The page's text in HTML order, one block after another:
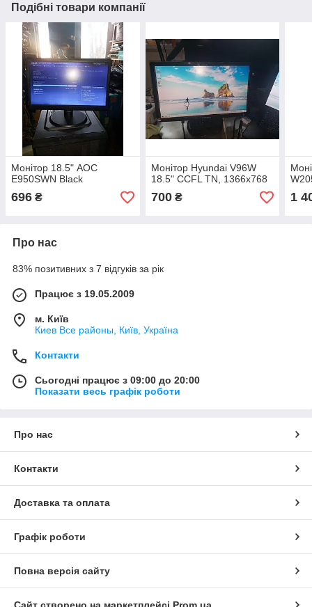
Подібні товари компанії
Монітор 18.5" AOC
E950SWN Black
696 ₴
Монітор Hyundai V96W
18.5" CCFL TN, 1366x768
700₴ 1
Про нас
83% позитивних з 7 відгуків за рік
Працює з 19.05.2009
м. Київ
Киев Все районы, Київ, Україна
Контакти
Сьогодні працює з 09:00 до 20:00
Показати весь графік роботи
Про нас
Контакти
Доставка та оплата
Графік роботи
Повна версія сайту